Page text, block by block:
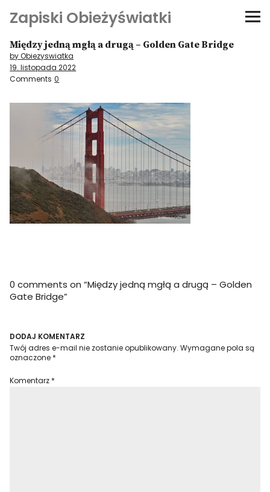
Zapiski Obieżyświatki
Podróże
Kultura i sztuka
Kątem oka
Niezwyczajne ściany
Dom na kółkach
Między jedną mgłą a drugą – Golden Gate Bridge
by Obiezyswiatka
19. listopada 2022
Comments 0
0 comments on “Między jedną mgłą a drugą – Golden
Gate Bridge”
DODAJ KOMENTARZ
Twój adres e-mail nie zostanie opublikowany. Wymagane pola są
oznaczone *
Komentarz *